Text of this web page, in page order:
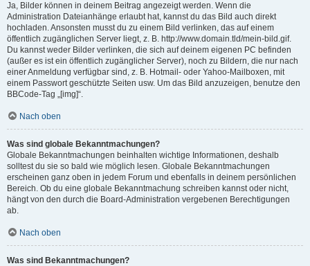
Ja, Bilder können in deinem Beitrag angezeigt werden. Wenn die
Administration Dateianhänge erlaubt hat, kannst du das Bild auch direkt
hochladen. Ansonsten musst du zu einem Bild verlinken, das auf einem
öffentlich zugänglichen Server liegt, z. B. http://www.domain.tld/mein-bild.gif.
Du kannst weder Bilder verlinken, die sich auf deinem eigenen PC befinden
(außer es ist ein öffentlich zugänglicher Server), noch zu Bildern, die nur nach
einer Anmeldung verfügbar sind, z. B. Hotmail- oder Yahoo-Mailboxen, mit
einem Passwort geschützte Seiten usw. Um das Bild anzuzeigen, benutze den
BBCode-Tag „[img]“.
Nach oben
Was sind globale Bekanntmachungen?
Globale Bekanntmachungen beinhalten wichtige Informationen, deshalb
solltest du sie so bald wie möglich lesen. Globale Bekanntmachungen
erscheinen ganz oben in jedem Forum und ebenfalls in deinem persönlichen
Bereich. Ob du eine globale Bekanntmachung schreiben kannst oder nicht,
hängt von den durch die Board-Administration vergebenen Berechtigungen
ab.
Nach oben
Was sind Bekanntmachungen?